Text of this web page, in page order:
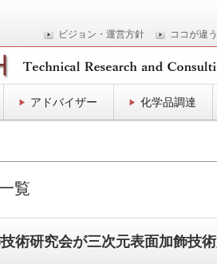
ビジョン・運営方針 ココが違
アドバイザー 化学品調達
覧
術研究会が三次元表面加飾技